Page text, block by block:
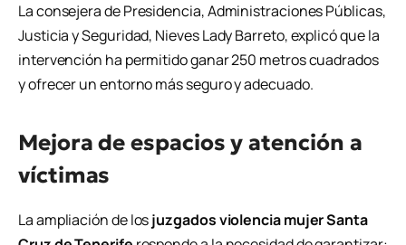
La consejera de Presidencia, Administraciones Públicas,
Justicia y Seguridad, Nieves Lady Barreto, explicó que la
intervención ha permitido ganar 250 metros cuadrados
y ofrecer un entorno más seguro y adecuado.
Mejora de espacios y atención a
víctimas
La ampliación de losjuzgados violencia mujer Santa